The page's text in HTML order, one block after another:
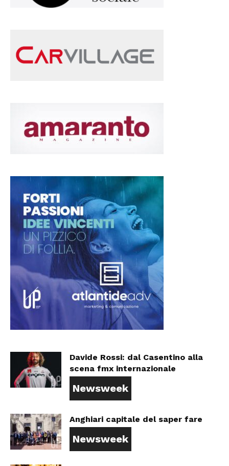
Davide Rossi: dal Casentino alla
scena fmx internazionale
Newsweek
Anghiari capitale del saper fare
Newsweek